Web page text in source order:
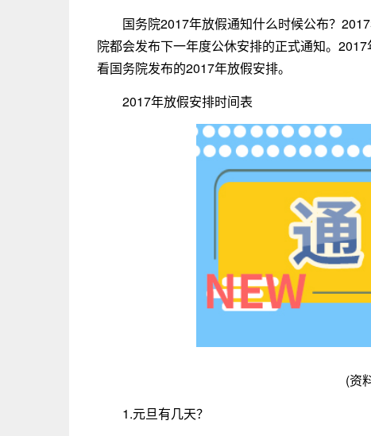
国务院2017年放假通知什么时候公布？
院都会发布下一年度公休安排的正式通知。
看国务院发布的2017年放假安排。
2017年放假安排时间表
(资
1.元旦有几天？